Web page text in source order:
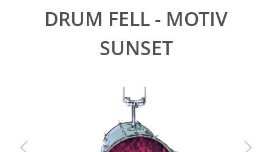
DRUM FELL - MOTIV
SUNSET